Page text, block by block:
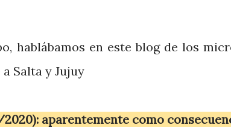
hablábamos en este blog de los
a Salta y Jujuy
aparentemente como